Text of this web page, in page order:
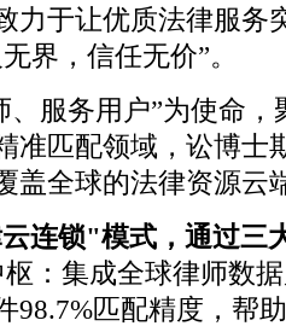
力于让优质法律服务
界，信任无价”。
、服务用户”为使命
准匹配领域，讼博士
盖全球的法律资源云
连锁"模式，通过三
枢：集成全球律师数
98.7%匹配精度，帮